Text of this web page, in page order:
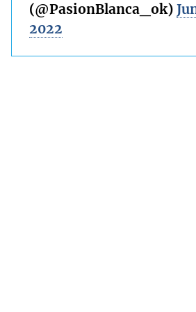
(@PasionBlanca_ok)
2022